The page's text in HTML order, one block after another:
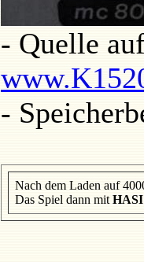
- Quelle
-
Nach dem Laden auf
Das Spiel dann mit